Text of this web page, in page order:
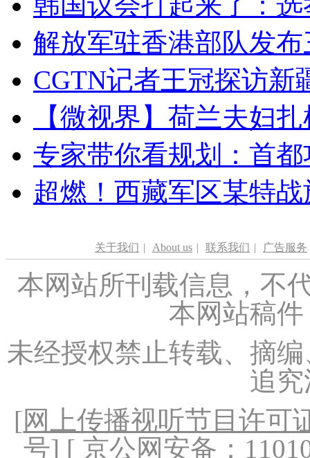
解放军驻香港部队发
CGTN记者王冠探访新
【微视界】荷兰夫妇
专家带你看规划：首
超燃！西藏军区某特
关于我们 | About us | 联系我们 | 广告服务
本网站所刊载信息，不
本网站稿
未经授权禁止转载、摘
追
[网上传播视听节目许可
号] [ 京公网安备：